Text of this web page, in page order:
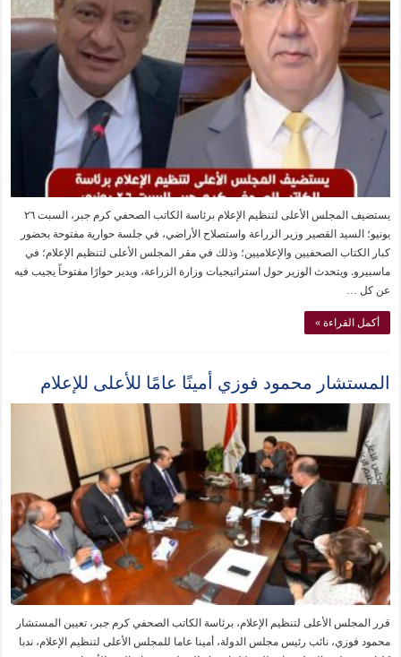
يستضيف المجلس الأعلى لتنظيم الإعلام برئاسة الكاتب الصحفي كرم جبر، السبت ٢٦
يونيو؛ السيد القصير وزير الزراعة واستصلاح الأراضي، في جلسة حوارية مفتوحة بحضور
كبار الكتاب الصحفيين والإعلاميين؛ وذلك في مقر المجلس الأعلى لتنظيم الإعلام؛ في
ماسبيرو. ويتحدث الوزير حول استراتيجيات وزارة الزراعة، ويدير حوارًا مفتوحاً يجيب فيه
عن كل …
أكمل القراءة »
المستشار محمود فوزي أمينًا عامًا للأعلى للإعلام
قرر المجلس الأعلى لتنظيم الإعلام، برئاسة الكاتب الصحفي كرم جبر، تعيين المستشار
محمود فوزي، نائب رئيس مجلس الدولة، أمينا عاما للمجلس الأعلى لتنظيم الإعلام، ندبا